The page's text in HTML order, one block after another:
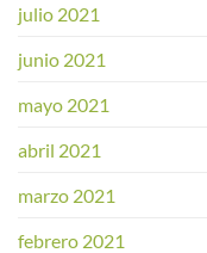
julio 2021
junio 2021
mayo 2021
abril 2021
marzo 2021
febrero 2021